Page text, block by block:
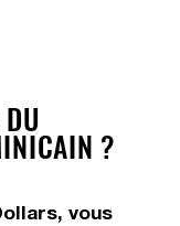
?
vous